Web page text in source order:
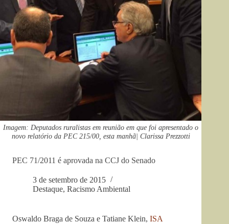
Imagem: Deputados ruralistas em reunião em que foi apresentado o
novo relatório da PEC 215/00, esta manhã| Clarissa Prezzotti
PEC 71/2011 é aprovada na CCJ do Senado
3 de setembro de 2015
Destaque, Racismo Ambiental
Oswaldo Braga de Souza e Tatiane Klein, ISA